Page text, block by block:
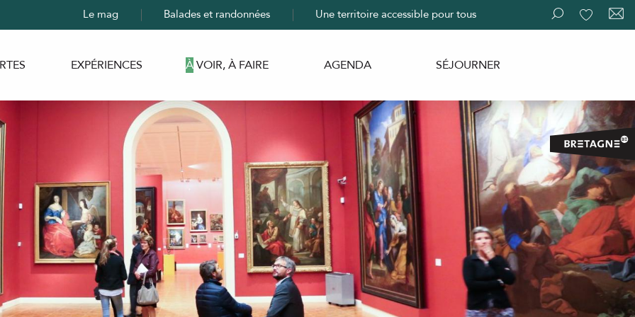
Recherche
Le mag Balades et randonnées Une territoire accessible pour tous
EXPÉRIENCES À VOIR, À FAIRE AGENDA SÉJOURNER